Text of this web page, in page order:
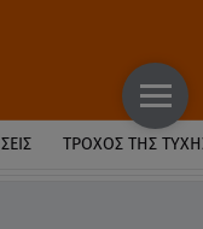
ΤΡΟΧΌΣ ΤΗΣ